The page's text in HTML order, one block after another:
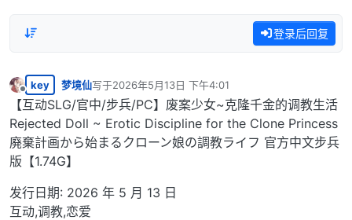
登录后回复
离线
key 梦境仙写于2026年5月13日 下午4:01
最后由 编辑
【互动SLG/官中/步兵/PC】废案少⼥~克隆千⾦的调教⽣活
Rejected Doll ~ Erotic Discipline for the Clone Princess
廃棄計画から始まるクローン娘の調教ライフ 官方中文步兵
版【1.74G】
发行日期: 2026 年 5 月 13 日
互动,调教,恋爱